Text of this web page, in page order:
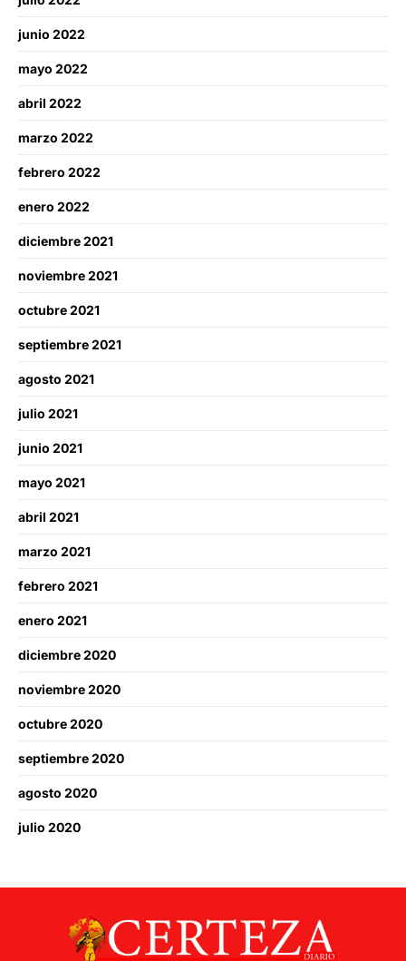
junio 2022
mayo 2022
abril 2022
marzo 2022
febrero 2022
enero 2022
diciembre 2021
noviembre 2021
octubre 2021
septiembre 2021
agosto 2021
julio 2021
junio 2021
mayo 2021
abril 2021
marzo 2021
febrero 2021
enero 2021
diciembre 2020
noviembre 2020
octubre 2020
septiembre 2020
agosto 2020
julio 2020